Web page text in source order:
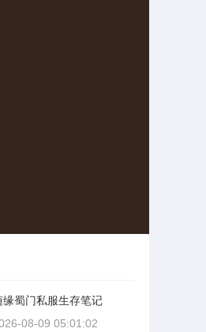
缘蜀门私服生存笔记
08-09 05:01:02